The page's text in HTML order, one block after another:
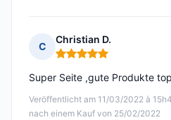
C
Christian D.
Hinweis: 5 von 5
Veröffentlicht am 11/03/2022 à
nach einem Kauf von 25/02/2022
Super Seite ,gute Produkte